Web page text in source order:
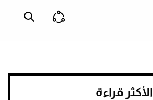
الأكثر قراءة